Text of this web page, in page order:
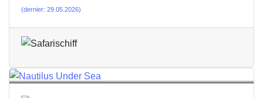
(dernier: 29.05.2026)